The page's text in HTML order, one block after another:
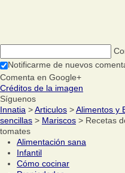
Notificarme de nuevos
Comenta en Google+
Créditos de la imagen
Síguenos
Innatia >Articulos >Alimentos y
sencillas > Mariscos > Recetas
tomates
Alimentación sana
Infantil
Cómo cocinar